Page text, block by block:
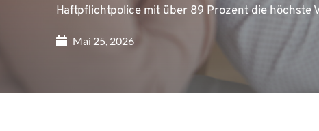
Haftpflichtpolice mit über 89 Prozent die höchste
Mai 25, 2026